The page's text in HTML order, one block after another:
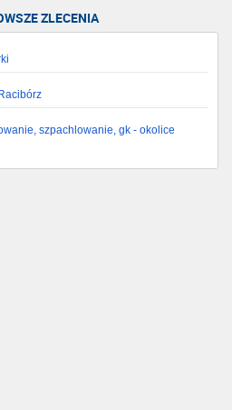
ZLECENIA
szpachlowanie, gk - okolice